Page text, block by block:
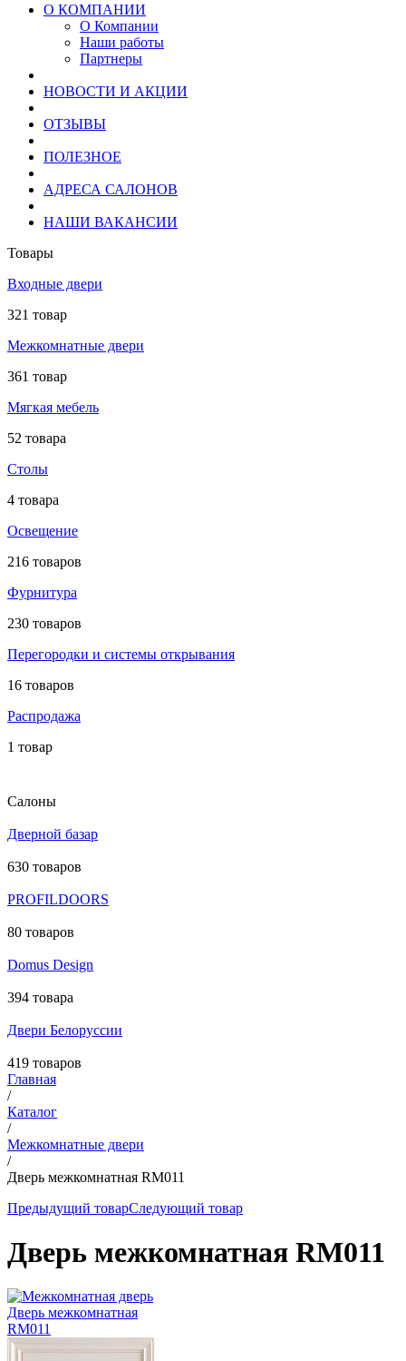
О КОМПАНИИ
О Компании
Наши работы
Партнеры
НОВОСТИ И АКЦИИ
ОТЗЫВЫ
ПОЛЕЗНОЕ
АДРЕСА САЛОНОВ
НАШИ ВАКАНСИИ
Товары
Входные двери
321 товар
Межкомнатные двери
361 товар
Мягкая мебель
52 товара
Столы
4 товара
Освещение
216 товаров
Фурнитура
230 товаров
Перегородки и системы открывания
16 товаров
Распродажа
1 товар
Салоны
Дверной базар
630 товаров
PROFILDOORS
80 товаров
Domus Design
394 товара
Двери Белоруссии
419 товаров
Главная
/
Каталог
/
Межкомнатные двери
/
Дверь межкомнатная RM011
Предыдущий товарСледующий товар
Дверь межкомнатная RM011